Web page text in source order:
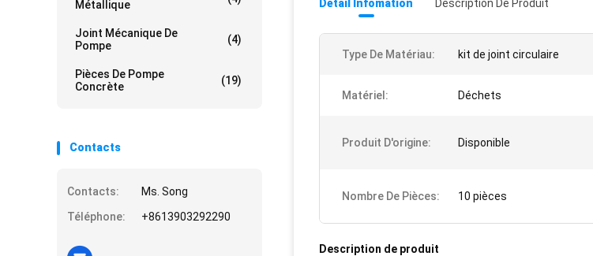
Métallique
Joint Mécanique De
Pompe
(4)
Pièces De Pompe
Concrète
(19)
Contacts
Contacts:
Ms. Song
Téléphone:
+8613903292290
Détail Infomation Description De Produit
Type De Matériau: kit de joint circulaire
Matériel: Déchets
Produit D'origine: Disponible
Nombre De Pièces: 10 pièces
Description de produit